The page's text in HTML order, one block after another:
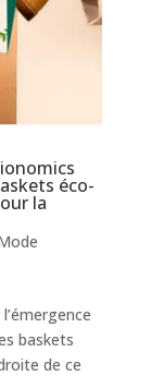
éco-
la
baskets
de ce